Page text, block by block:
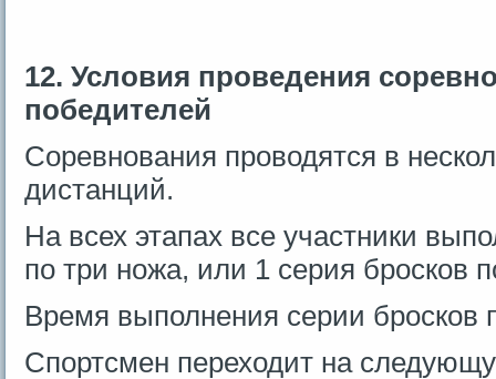
12. Условия проведения
победителей
Соревнования проводятся в
дистанций.
На всех этапах все участники
по три ножа, или 1 серия бросков
Время выполнения серии бросков
Спортсмен переходит на